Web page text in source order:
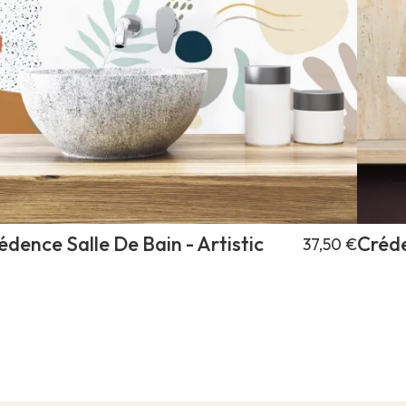
Salle De Bain - Artistic 37,50 €